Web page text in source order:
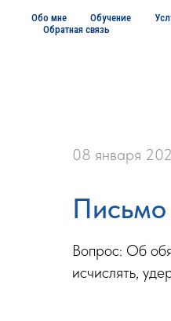
Обо мне Обучение
Обратная связь
08 января
Вопрос: Об
исчислять,